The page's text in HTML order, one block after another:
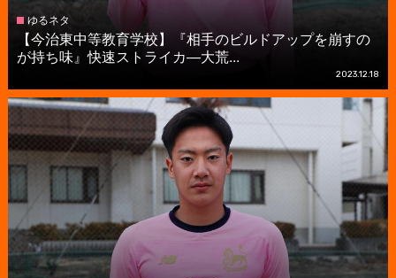
ゆるネタ
【今治東中等教育学校】『相手のビルドアップを崩すの
が持ち味』快速ストライカ―大荒...
2023.12.18